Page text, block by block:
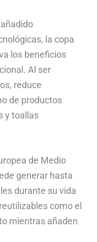
la copa
los beneficios
Al ser
reduce
de productos
y toallas
de Medio
generar hasta
durante su vida
como el
mientras añaden